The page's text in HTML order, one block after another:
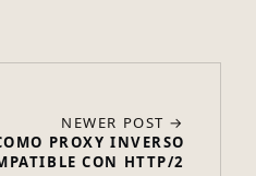
NEWER POST →
PROXY INVERSO
CON HTTP/2